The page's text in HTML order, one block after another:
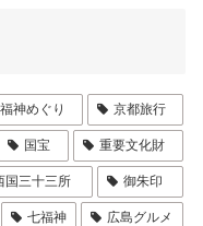
神めぐり 京都旅行
国宝 重要文化財
国三十三所 御朱印
七福神 広島グルメ